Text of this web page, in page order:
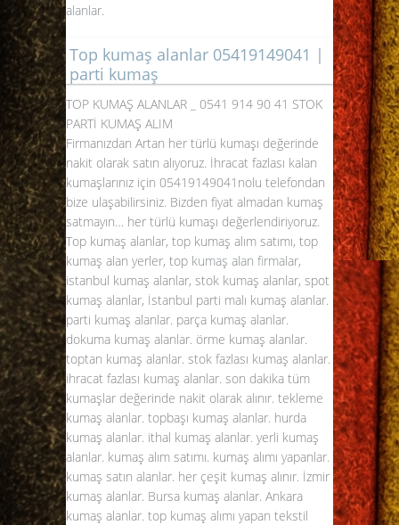
alanlar.
Top kumaş alanlar 05419149041 |
parti kumaş
TOP KUMAŞ ALANLAR _ 0541 914 90 41 STOK
PARTİ KUMAŞ ALIM
Firmanızdan Artan her türlü kumaşı değerinde
nakit olarak satın alıyoruz. İhracat fazlası kalan
kumaşlarınız için 05419149041 nolu telefondan
bize ulaşabilirsiniz. Bizden fiyat almadan kumaş
satmayın… her türlü kumaşı değerlendiriyoruz.
Top kumaş alanlar, top kumaş alım satımı, top
kumaş alan yerler, top kumaş alan firmalar,
istanbul kumaş alanlar, stok kumaş alanlar, spot
kumaş alanlar, İstanbul parti malı kumaş alanlar.
parti kumaş alanlar. parça kumaş alanlar.
dokuma kumaş alanlar. örme kumaş alanlar.
toptan kumaş alanlar. stok fazlası kumaş alanlar.
ihracat fazlası kumaş alanlar. son dakika tüm
kumaşlar değerinde nakit olarak alınır. tekleme
kumaş alanlar. topbaşı kumaş alanlar. hurda
kumaş alanlar. ithal kumaş alanlar. yerli kumaş
alanlar. kumaş alım satımı. kumaş alımı yapanlar.
kumaş satın alanlar. her çeşit kumaş alınır. İzmir
kumaş alanlar. Bursa kumaş alanlar. Ankara
kumaş alanlar. top kumaş alımı yapan tekstil